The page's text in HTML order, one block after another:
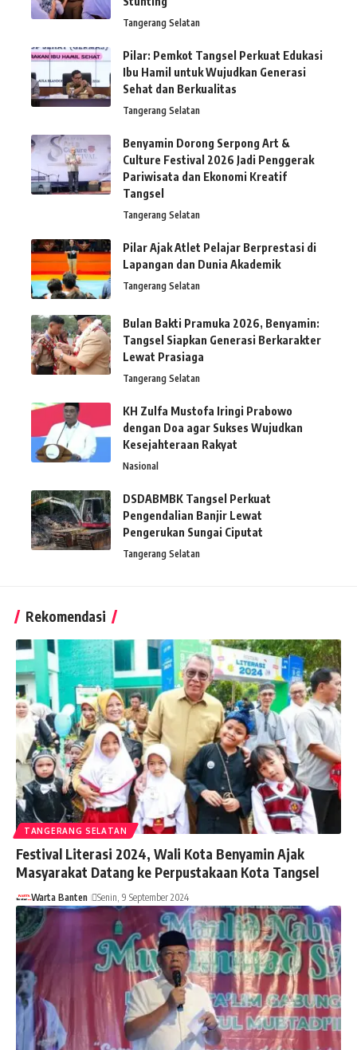
Tangerang Selatan
Pilar: Pemkot Tangsel Perkuat Edukasi
Ibu Hamil untuk Wujudkan Generasi
Sehat dan Berkualitas
Tangerang Selatan
Benyamin Dorong Serpong Art &
Culture Festival 2026 Jadi Penggerak
Pariwisata dan Ekonomi Kreatif
Tangsel
Tangerang Selatan
Pilar Ajak Atlet Pelajar Berprestasi di
Lapangan dan Dunia Akademik
Tangerang Selatan
Bulan Bakti Pramuka 2026, Benyamin:
Tangsel Siapkan Generasi Berkarakter
Lewat Prasiaga
Tangerang Selatan
KH Zulfa Mustofa Iringi Prabowo
dengan Doa agar Sukses Wujudkan
Kesejahteraan Rakyat
Nasional
DSDABMBK Tangsel Perkuat
Pengendalian Banjir Lewat
Pengerukan Sungai Ciputat
Tangerang Selatan
Rekomendasi
TANGERANG SELATAN
Festival Literasi 2024, Wali Kota Benyamin Ajak
Masyarakat Datang ke Perpustakaan Kota Tangsel
Warta Banten Senin, 9 September 2024